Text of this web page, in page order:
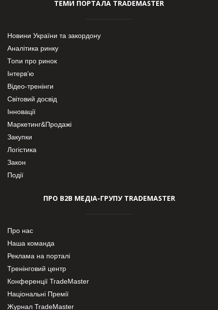
ТЕМИ ПОРТАЛА TRADEMASTER
Новини України та закордону
Аналітика ринку
Топи про ринок
Інтерв’ю
Відео-тренінги
Світовий досвід
Інновації
Маркетинг&Продажі
Закупки
Логістика
Закон
Події
ПРО В2В МЕДІА-ГРУПУ TRADEMASTER
Про нас
Наша команда
Реклама на порталі
Тренінговий центр
Конференції TradeMaster
Національні Премії
Журнал TradeMaster